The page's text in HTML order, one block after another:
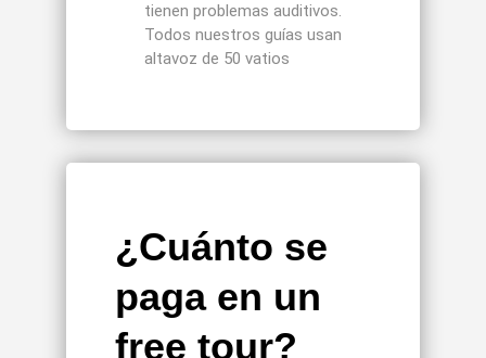
tienen problemas auditivos.
Todos nuestros guías usan
altavoz de 50 vatios
¿Cuánto se
paga en un
free tour?